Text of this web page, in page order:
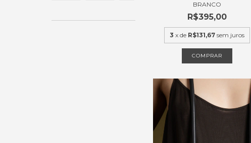
BRANCO
R$395,00
3 x de R$131,67 sem juros
COMPRAR